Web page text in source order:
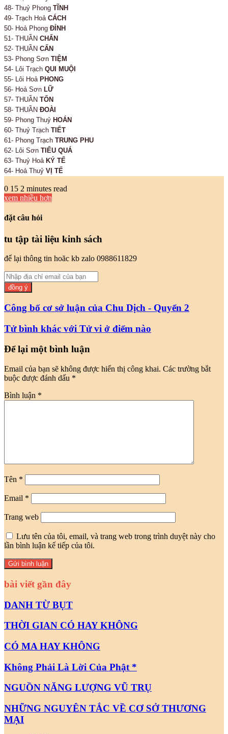
48- Thuỷ Phong TĨNH
49- Trạch Hoả CÁCH
50- Hoả Phong ĐỈNH
51- THUẦN CHẤN
52- THUẦN CẤN
53- Phong Sơn TIỆM
54- Lôi Trạch QUI MUỘI
55- Lôi Hoả PHONG
56- Hoả Sơn LỮ
57- THUẦN TỐN
58- THUẦN ĐOÀI
59- Phong Thuỷ HOÁN
60- Thuỷ Trạch TIẾT
61- Phong Trạch TRUNG PHU
62- Lôi Sơn TIỂU QUÁ
63- Thuỷ Hoả KÝ TẾ
64- Hoả Thuỷ VỊ TẾ
0 15 2 minutes read
xem nhiều hơn
đặt câu hỏi
tu tập tài liệu kinh sách
để lại thông tin hoăc kb zalo 0988611829
Nhập
địa
chỉ
email
của
Công bố cơ sở luận của Chu Dịch - Quyển 2
Tử bình khác với Tử vi ở điểm nào
Để lại một bình luận
Email của bạn sẽ không được hiển thị công khai. Các trường bắt
buộc được đánh dấu *
Bình luận *
Tên *
Email *
Trang web
Lưu tên của tôi, email, và trang web trong trình duyệt này cho
lần bình luận kế tiếp của tôi.
bài viết gần đây
DANH TỪ BỤT
THỜI GIAN CÓ HAY KHÔNG
CÓ MA HAY KHÔNG
Không Phải Là Lời Của Phật *
NGUỒN NĂNG LƯỢNG VŨ TRỤ
NHỮNG NGUYÊN TẮC VỀ CƠ SỞ THƯƠNG
MẠI